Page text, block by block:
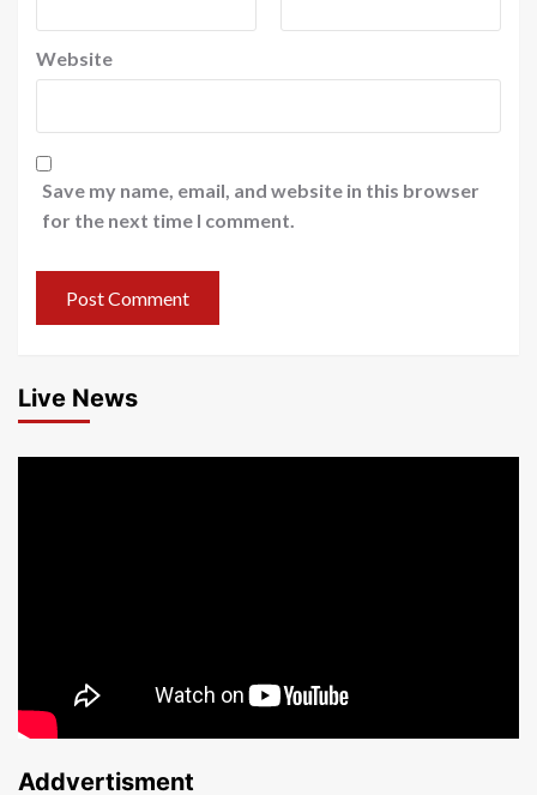
Website
Save my name, email, and website in this browser
for the next time I comment.
Live News
Addvertisment